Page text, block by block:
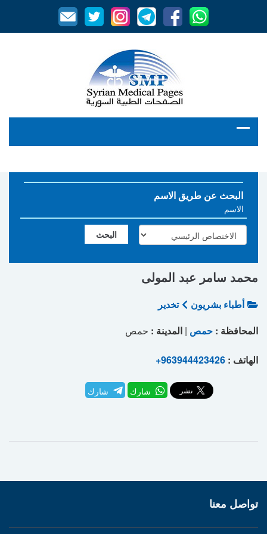
البحث عن طريق الاسم
محمد سامر عبد المولى
أطباء بشريون
تخدير
المحافظة : حمص | المدينة : حمص
الهاتف : +963944423426
شارك شارك
تواصل معنا